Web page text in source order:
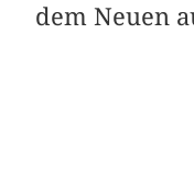
dem Neuen